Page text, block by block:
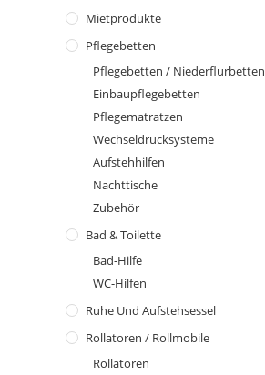
Mietprodukte
Pflegebetten
Pflegebetten / Niederflurbetten
Einbaupflegebetten
Pflegematratzen
Wechseldrucksysteme
Aufstehhilfen
Nachttische
Zubehör
Bad & Toilette
Bad-Hilfe
WC-Hilfen
Ruhe Und Aufstehsessel
Rollatoren / Rollmobile
Rollatoren